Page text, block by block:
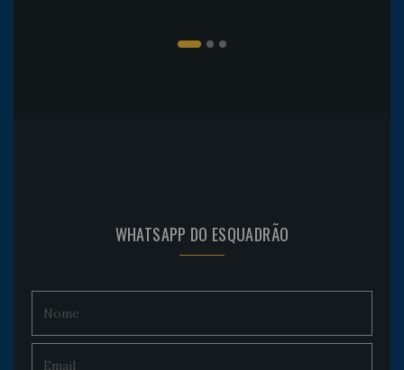
WHATSAPP DO ESQUADRÃO